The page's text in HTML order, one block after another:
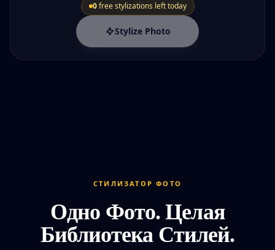
0free stylizations left today
Stylize Photo
СТИЛИЗАТОР ФОТО
Одно Фото. Целая
Библиотека Стилей.